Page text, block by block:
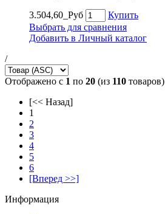
3.504,60_Руб
Купить
Выбрать для сравнения
Добавить в Личный каталог
/
Отображено с 1 по 20 (из 110 товаров)
[<< Назад]
1
2
3
4
5
6
[Вперед >>]
Информация